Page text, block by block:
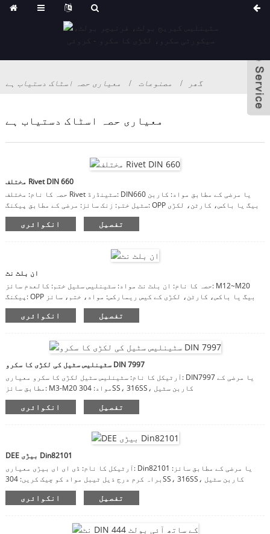
گھر مصنوعات معیاری حصہ اسٹاک دستیاب ہے
معیاری حصہ اسٹاک دستیاب ہے
مختلف Rivet DIN 660
حصہ کا نام: مختلف Rivet سٹینڈرڈ: DIN660 یا مرضی کے مطابق مواد: کاربن
سٹیل ختم: زنک سائز: مرضی کے مطابق پیکنگ: OPP بیگ یا باکس، کارٹن، لکڑی
کے کیس ریمارکس: مواد، ختم، سائز مرضی کے مطابق ہیں
انکوائری تفصیل
ان بلٹ نٹ
حصہ کا نام: ان بلٹ نٹ مواد: سٹینلیس سٹیل ختم: کالعدم سائز: M12~M20
پیکنگ: OPP بیگ یا باکس، کارٹن، لکڑی کے کیس ریمارکس: مواد، ختم، سائز
مرضی کے مطابق ہیں
انکوائری تفصیل
سٹینلیس سٹیل کی لکڑی کا سکرو DIN 7997
آرٹیکل کا نام: سٹینلیس سٹیل لکڑی کا سکرو معیاری: DIN7997 یا مرضی کے
مطابق سائز: M3-M20 مواد: 304SS، 316SS، کاربن سٹیل
انکوائری تفصیل
DEE بیڑی Din82101
آرٹیکل کا نام: ڈی ای ای بیڑی معیاری: Din82101 یا مرضی کے مطابق سائز:
براہ کرم درج ذیل ٹیبل مواد کو چیک کریں: 304SS، 316SS، کاربن سٹیل
انکوائری تفصیل